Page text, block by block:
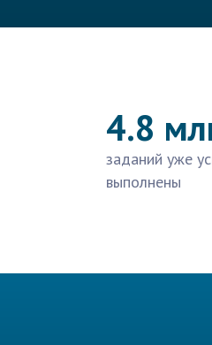
4.8
заданий уже
выполнены